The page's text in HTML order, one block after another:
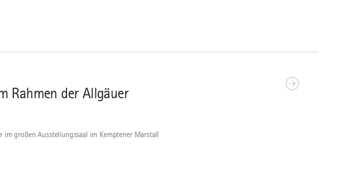
Rahmen der Allgäuer
im großen Ausstellungssaal im Kemptener Marstall